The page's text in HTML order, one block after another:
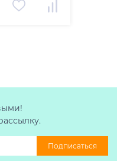
Подписаться